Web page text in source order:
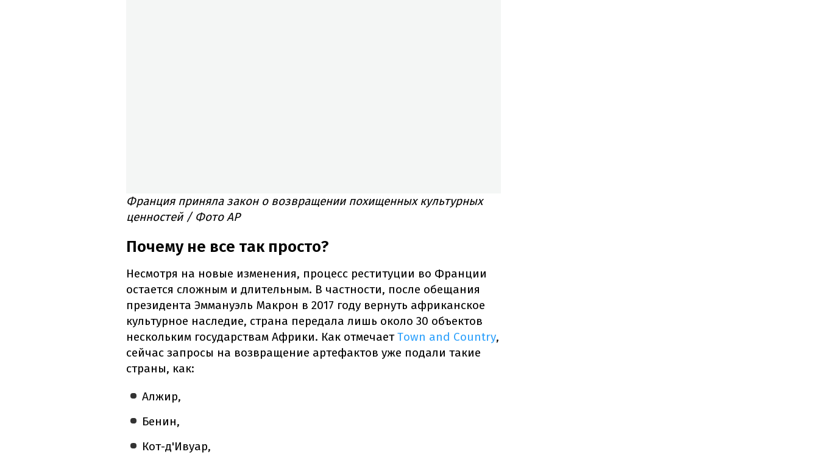
Франция приняла закон о возвращении похищенных культурных
ценностей / Фото AP
Почему не все так просто?
Несмотря на новые изменения, процесс реституции во Франции
остается сложным и длительным. В частности, после обещания
президента Эммануэль Макрон в 2017 году вернуть африканское
культурное наследие, страна передала лишь около 30 объектов
нескольким государствам Африки. Как отмечаетTown and Country,
сейчас запросы на возвращение артефактов уже подали такие
страны, как:
Алжир,
Бенин,
Кот-д'Ивуар,